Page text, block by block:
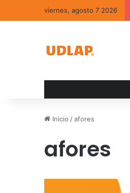
viernes, agosto 7 2026
Inicio /afores
afores